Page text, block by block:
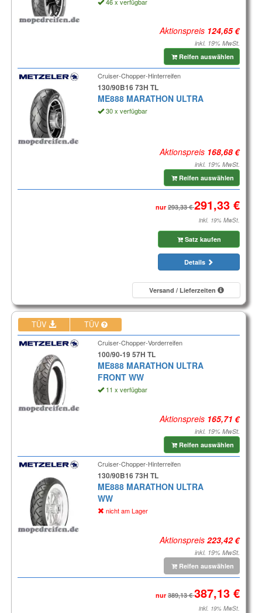
Aktionspreis
inkl. 19% MwSt.
Reifen auswählen
Cruiser-Chopper-Hinterreifen
130/90B16 73H TL
ME888 MARATHON ULTRA
30 x verfügbar
Aktionspreis
inkl. 19% MwSt.
Reifen auswählen
nur
inkl. 19% MwSt.
Satz kaufen
Details
Versand / Lieferzeiten
TÜV TÜV
Cruiser-Chopper-Vorderreifen
100/90-19 57H TL
ME888 MARATHON ULTRA
FRONT WW
11 x verfügbar
Aktionspreis
inkl. 19% MwSt.
Reifen auswählen
Cruiser-Chopper-Hinterreifen
130/90B16 73H TL
ME888 MARATHON ULTRA
WW
nicht am Lager
Aktionspreis
inkl. 19% MwSt.
Reifen auswählen
nur
inkl. 19% MwSt.